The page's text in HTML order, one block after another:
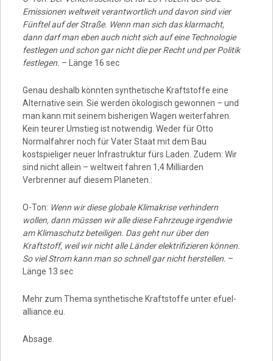
Emissionen weltweit verantwortlich und davon sind vier
Fünftel auf der Straße. Wenn man sich das klarmacht,
dann darf man eben auch nicht sich auf eine Technologie
festlegen und schon gar nicht die per Recht und per Politik
festlegen. – Länge 16 sec
Genau deshalb könnten synthetische Kraftstoffe eine
Alternative sein. Sie werden ökologisch gewonnen – und
man kann mit seinem bisherigen Wagen weiterfahren.
Kein teurer Umstieg ist notwendig. Weder für Otto
Normalfahrer noch für Vater Staat mit dem Bau
kostspieliger neuer Infrastruktur fürs Laden. Zudem: Wir
sind nicht allein – weltweit fahren 1,4 Milliarden
Verbrenner auf diesem Planeten.:
O-Ton: Wenn wir diese globale Klimakrise verhindern
wollen, dann müssen wir alle diese Fahrzeuge irgendwie
am Klimaschutz beteiligen. Das geht nur über den
Kraftstoff, weil wir nicht alle Länder elektrifizieren können.
So viel Strom kann man so schnell gar nicht herstellen. –
Länge 13 sec
Mehr zum Thema synthetische Kraftstoffe unter efuel-
alliance.eu.
Absage.